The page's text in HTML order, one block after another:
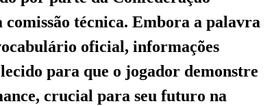
técnica. Embora a palavra
oficial, informações
para que o jogador demonstre
crucial para seu futuro na